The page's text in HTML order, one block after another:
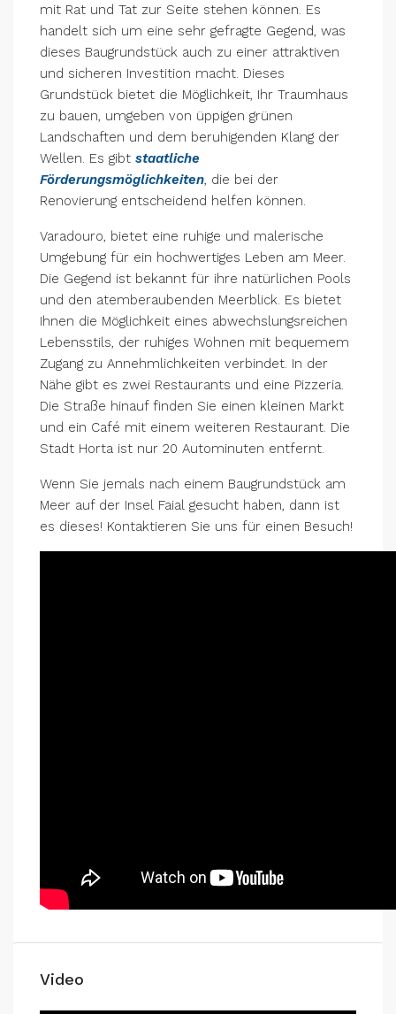
mit Rat und Tat zur Seite stehen können. Es
handelt sich um eine sehr gefragte Gegend, was
dieses Baugrundstück auch zu einer attraktiven
und sicheren Investition macht. Dieses
Grundstück bietet die Möglichkeit, Ihr Traumhaus
zu bauen, umgeben von üppigen grünen
Landschaften und dem beruhigenden Klang der
Wellen. Es gibt staatliche
Förderungsmöglichkeiten , die bei der
Renovierung entscheidend helfen können.
Varadouro, bietet eine ruhige und malerische
Umgebung für ein hochwertiges Leben am Meer.
Die Gegend ist bekannt für ihre natürlichen Pools
und den atemberaubenden Meerblick. Es bietet
Ihnen die Möglichkeit eines abwechslungsreichen
Lebensstils, der ruhiges Wohnen mit bequemem
Zugang zu Annehmlichkeiten verbindet. In der
Nähe gibt es zwei Restaurants und eine Pizzeria.
Die Straße hinauf finden Sie einen kleinen Markt
und ein Café mit einem weiteren Restaurant. Die
Stadt Horta ist nur 20 Autominuten entfernt.
Wenn Sie jemals nach einem Baugrundstück am
Meer auf der Insel Faial gesucht haben, dann ist
es dieses! Kontaktieren Sie uns für einen Besuch!
Video